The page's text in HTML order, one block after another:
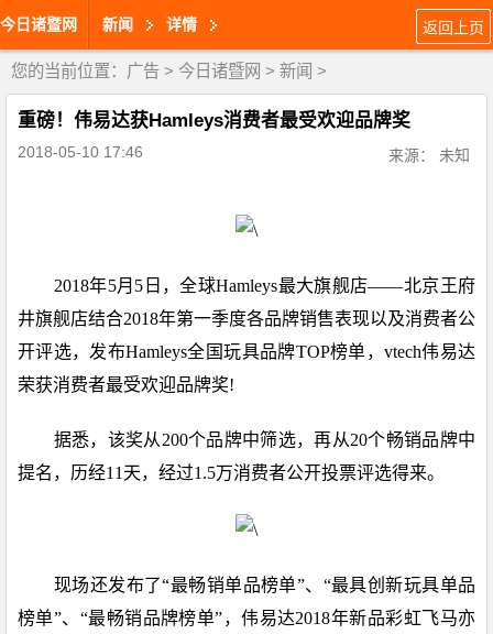
今日诸暨网 新闻 详情 返回上页
您的当前位置： 广告 > 今日诸暨网 > 新闻 >
重磅！伟易达获Hamleys消费者最受欢迎品牌奖
2018-05-10 17:46 来源： 未知
2018年5月5日，全球Hamleys最大旗舰店——北京王府
井旗舰店结合2018年第一季度各品牌销售表现以及消费者公
开评选，发布Hamleys全国玩具品牌TOP榜单，vtech伟易达
荣获消费者最受欢迎品牌奖!
据悉，该奖从200个品牌中筛选，再从20个畅销品牌中
提名，历经11天，经过1.5万消费者公开投票评选得来。
现场还发布了“最畅销单品榜单”、“最具创新玩具单品
榜单”、“最畅销品牌榜单”，伟易达2018年新品彩虹飞马亦